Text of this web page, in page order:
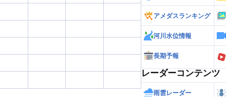
アメダスランキング
河川水位情報
長期予報
レーダーコンテンツ
雨雲レーダー